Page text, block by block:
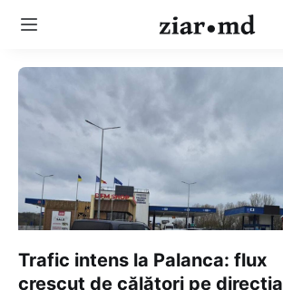
Trafic intens la Palanca: flux
crescut de călători pe direcția